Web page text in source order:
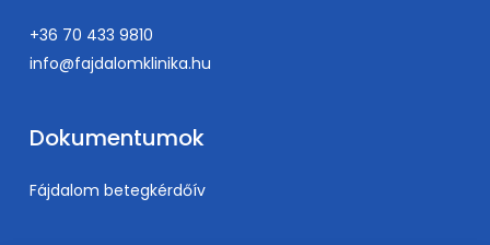
+36 70 433 9810
info@fajdalomklinika.hu
Dokumentumok
Fájdalom betegkérdőív